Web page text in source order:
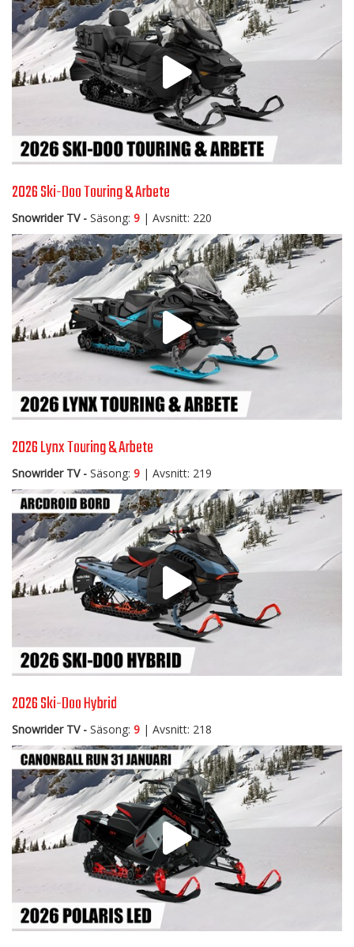
2026 Ski-Doo Touring & Arbete
Snowrider TV - Säsong: 9 | Avsnitt: 220
2026 Lynx Touring & Arbete
Snowrider TV - Säsong: 9 | Avsnitt: 219
2026 Ski-Doo Hybrid
Snowrider TV - Säsong: 9 | Avsnitt: 218